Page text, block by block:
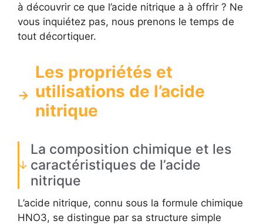
à découvrir ce que l’acide nitrique a à offrir ? Ne
vous inquiétez pas, nous prenons le temps de
tout décortiquer.
Les propriétés et
utilisations de l’acide
nitrique
La composition chimique et les
caractéristiques de l’acide
nitrique
L’acide nitrique, connu sous la formule chimique
HNO3, se distingue par sa structure simple